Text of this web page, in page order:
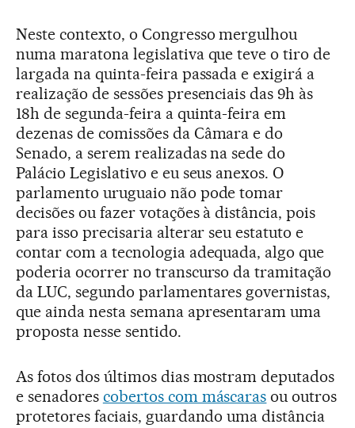
Neste contexto, o Congresso mergulhou
numa maratona legislativa que teve o tiro de
largada na quinta-feira passada e exigirá a
realização de sessões presenciais das 9h às
18h de segunda-feira a quinta-feira em
dezenas de comissões da Câmara e do
Senado, a serem realizadas na sede do
Palácio Legislativo e eu seus anexos. O
parlamento uruguaio não pode tomar
decisões ou fazer votações à distância, pois
para isso precisaria alterar seu estatuto e
contar com a tecnologia adequada, algo que
poderia ocorrer no transcurso da tramitação
da LUC, segundo parlamentares governistas,
que ainda nesta semana apresentaram uma
proposta nesse sentido.
As fotos dos últimos dias mostram deputados
e senadores cobertos com máscaras ou outros
protetores faciais, guardando uma distância